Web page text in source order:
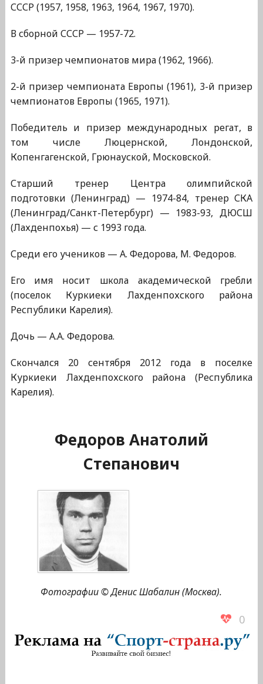
СССР (1957, 1958, 1963, 1964, 1967, 1970).
В сборной СССР — 1957-72.
3-й призер чемпионатов мира (1962, 1966).
2-й призер чемпионата Европы (1961), 3-й призер
чемпионатов Европы (1965, 1971).
Победитель и призер международных регат, в
том числе Люцернской, Лондонской,
Копенгагенской, Грюнауской, Московской.
Старший тренер Центра олимпийской
подготовки (Ленинград) — 1974-84, тренер СКА
(Ленинград/Санкт-Петербург) — 1983-93, ДЮСШ
(Лахденпохья) — с 1993 года.
Среди его учеников — А. Федорова, М. Федоров.
Его имя носит школа академической гребли
(поселок Куркиеки Лахденпохского района
Республики Карелия).
Дочь — А.А. Федорова.
Скончался 20 сентября 2012 года в поселке
Куркиеки Лахденпохского района (Республика
Карелия).
Федоров Анатолий
Степанович
Фотографии © Денис Шабалин (Москва).
0